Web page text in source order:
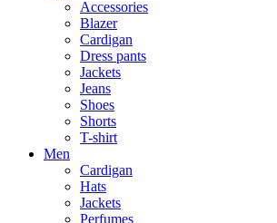
Accessories
Blazer
Cardigan
Dress pants
Jackets
Jeans
Shoes
Shorts
T-shirt
Men
Cardigan
Hats
Jackets
Perfumes